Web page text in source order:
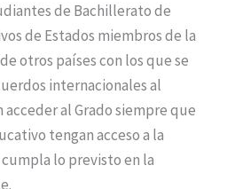
de Bachillerato de
de Estados miembros de la
otros países con los que se
internacionales al
al Grado siempre que
tengan acceso a la
lo previsto en la